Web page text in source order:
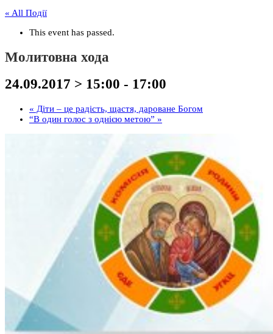
« All Події
This event has passed.
Молитовна хода
24.09.2017 > 15:00 - 17:00
« Діти – це радість, щастя, дароване Богом
“В один голос з однією метою” »